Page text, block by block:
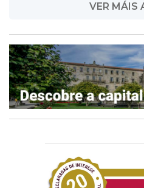
VER MÁIS